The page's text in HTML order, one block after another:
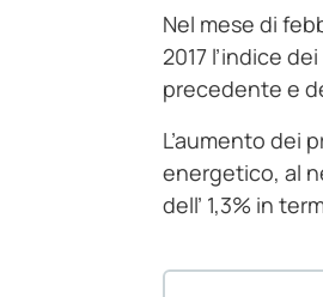
Nel mese di
2017 l’indice
precedente e
L’aumento dei
energetico, al
dell’ 1,3% in